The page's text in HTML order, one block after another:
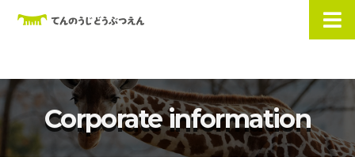
Corporate information